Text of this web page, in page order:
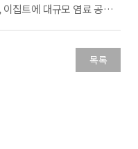
2024 오영, 이집트에 대규모 염료 공급 계약
목록